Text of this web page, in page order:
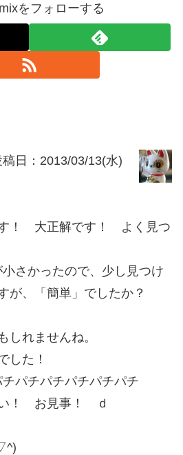
をフォローする
稿日：2013/03/13(水)
！ 大正解です！ よく見つ
さかったので、少し見つけ
が、「簡単」でしたか？
しれませんね。
した！
パチパチパチパチパチ
！ お見事！ ｄ